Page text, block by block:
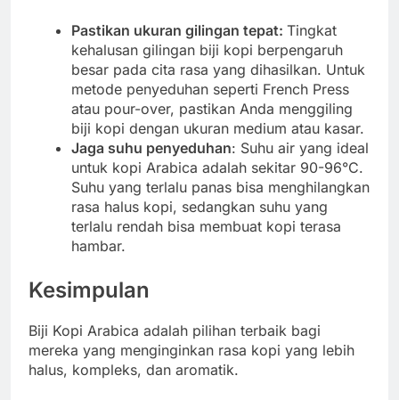
Pastikan ukuran gilingan tepat: Tingkat
kehalusan gilingan biji kopi berpengaruh
besar pada cita rasa yang dihasilkan. Untuk
metode penyeduhan seperti French Press
atau pour-over, pastikan Anda menggiling
biji kopi dengan ukuran medium atau kasar.
Jaga suhu penyeduhan: Suhu air yang ideal
untuk kopi Arabica adalah sekitar 90-96°C.
Suhu yang terlalu panas bisa menghilangkan
rasa halus kopi, sedangkan suhu yang
terlalu rendah bisa membuat kopi terasa
hambar.
Kesimpulan
Biji Kopi Arabica adalah pilihan terbaik bagi
mereka yang menginginkan rasa kopi yang lebih
halus, kompleks, dan aromatik.